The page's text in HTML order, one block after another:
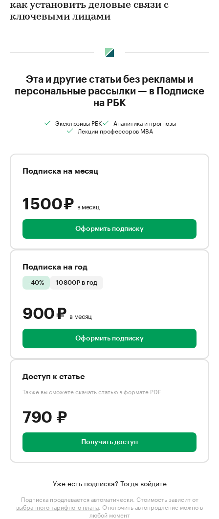
как установить деловые связи с
ключевыми лицами
Эта и другие статьи без рекламы и
персональные рассылки — в Подписке
на РБК
Эксклюзивы РБК
Аналитика и прогнозы
Лекции профессоров MBA
Подписка на месяц
1 500 ₽ в месяц
Оформить подписку
Подписка на год
-40% 10 800₽ в год
900 ₽ в месяц
Оформить подписку
Доступ к статье
Также вы сможете скачать статью в формате PDF
790 ₽
Получить доступ
Уже есть подписка? Тогда войдите
Подписка продлевается автоматически. Стоимость зависит от
выбранного тарифного плана . Отключить автопродление можно в
любой момент